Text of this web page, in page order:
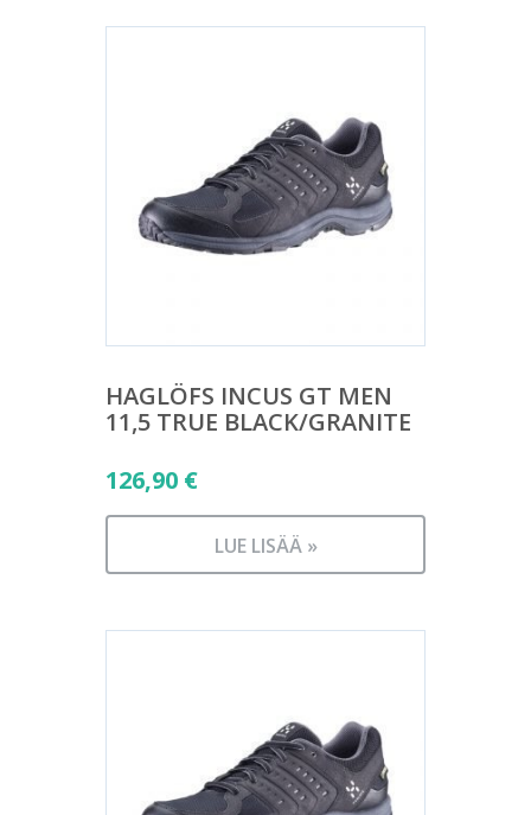
HAGLÖFS INCUS GT MEN
11,5 TRUE BLACK/GRANITE
126,90 €
LUE LISÄÄ »